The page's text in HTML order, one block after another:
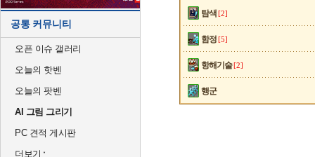
공통 커뮤니티
오픈 이슈 갤러리
오늘의 핫벤
오늘의 팟벤
AI 그림 그리기
PC 견적 게시판
더보기
탐색 [2]
함정 [5]
항해기술 [2]
행군